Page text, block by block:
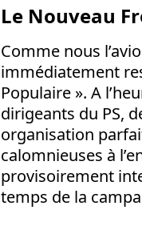
Le Nouveau
Comme nous
immédiatement
Populaire ». A
dirigeants du PS,
organisation
calomnieuses à
provisoirement
temps de la